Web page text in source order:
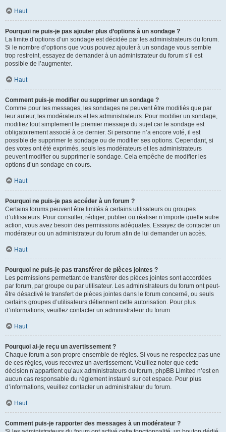
Haut
Pourquoi ne puis-je pas ajouter plus d’options à un sondage ?
La limite d’options d’un sondage est décidée par les administrateurs du forum.
Si le nombre d’options que vous pouvez ajouter à un sondage vous semble
trop restreint, essayez de demander à un administrateur du forum s’il est
possible de l’augmenter.
Haut
Comment puis-je modifier ou supprimer un sondage ?
Comme pour les messages, les sondages ne peuvent être modifiés que par
leur auteur, les modérateurs et les administrateurs. Pour modifier un sondage,
modifiez tout simplement le premier message du sujet car le sondage est
obligatoirement associé à ce dernier. Si personne n’a encore voté, il est
possible de supprimer le sondage ou de modifier ses options. Cependant, si
des votes ont été exprimés, seuls les modérateurs et les administrateurs
peuvent modifier ou supprimer le sondage. Cela empêche de modifier les
options d’un sondage en cours.
Haut
Pourquoi ne puis-je pas accéder à un forum ?
Certains forums peuvent être limités à certains utilisateurs ou groupes
d’utilisateurs. Pour consulter, rédiger, publier ou réaliser n’importe quelle autre
action, vous avez besoin des permissions adéquates. Essayez de contacter un
modérateur ou un administrateur du forum afin de lui demander un accès.
Haut
Pourquoi ne puis-je pas transférer de pièces jointes ?
Les permissions permettant de transférer des pièces jointes sont accordées
par forum, par groupe ou par utilisateur. Les administrateurs du forum ont peut-
être désactivé le transfert de pièces jointes dans le forum concerné, ou seuls
certains groupes d’utilisateurs détiennent cette autorisation. Pour plus
d’informations, veuillez contacter un administrateur du forum.
Haut
Pourquoi ai-je reçu un avertissement ?
Chaque forum a son propre ensemble de règles. Si vous ne respectez pas une
de ces règles, vous recevrez un avertissement. Veuillez noter que cette
décision n’appartient qu’aux administrateurs du forum, phpBB Limited n’est en
aucun cas responsable du règlement instauré sur cet espace. Pour plus
d’informations, veuillez contacter un administrateur du forum.
Haut
Comment puis-je rapporter des messages à un modérateur ?